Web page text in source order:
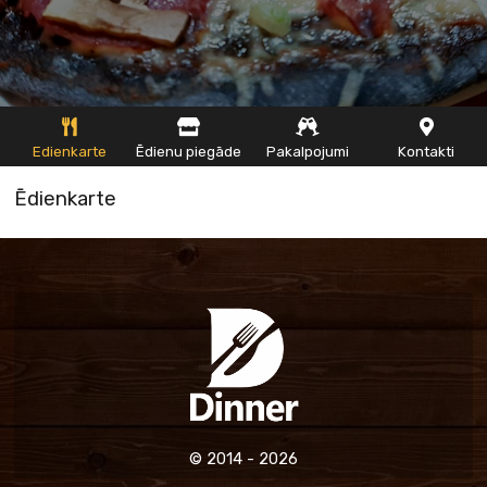
Edienkarte Ēdienu piegāde Pakalpojumi Kontakti
Ēdienkarte
© 2014 - 2026